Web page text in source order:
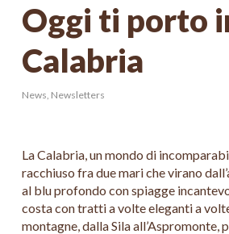
Oggi ti porto
Calabria
News, Newsletters
La Calabria, un mondo di
racchiuso fra due mari che virano
al blu profondo con spiagge
costa con tratti a volte eleganti a
montagne, dalla Sila all’Aspromonte,